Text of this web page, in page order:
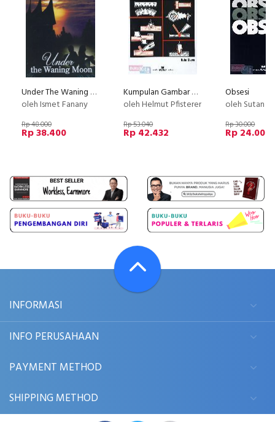
Under The Waning Moon
oleh Ismet Fanany
Rp 48.000
Rp 38.400
Kumpulan Gambar Pengerjaan Bahan Logam (Buku Siswa)
oleh Helmut Pfisterer
Rp 53.040
Rp 42.432
Obsesi
oleh Sutan Iwan
Rp 30.000
Rp 24.000
INFORMASI
INFO PERUSAHAAN
PAYMENT METHOD
SHIPPING METHOD